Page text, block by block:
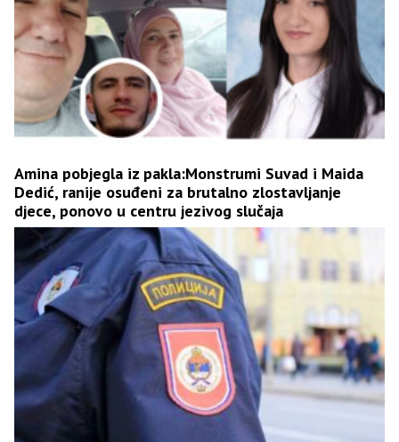
Amina pobjegla iz pakla:Monstrumi Suvad i Maida
Dedić, ranije osuđeni za brutalno zlostavljanje
djece, ponovo u centru jezivog slučaja